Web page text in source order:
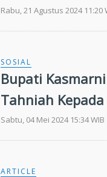
2024
Rabu, 21 Agustus 2024 11:20
SOSIAL
Bupati
Tahniah
Nugraha dan M
Penghargaan
Sabtu, 04 Mei 2024 15:34 WIB
ARTICLE